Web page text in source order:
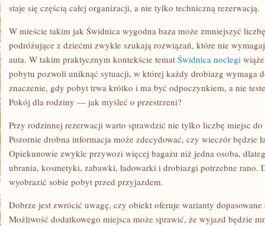
staje się częścią całej organizacji, a nie tylko techniczną rezerwacją.
W mieście takim jak Świdnica wygodna baza może zmniejszyć
podróżujące z dziećmi zwykle szukają rozwiązań, które nie
auta. W takim praktycznym kontekście temat Świdnica noclegi
pobytu pozwoli uniknąć sytuacji, w której każdy drobiazg wymaga
znaczenie, gdy pobyt trwa krótko i ma być odpoczynkiem, a nie
Pokój dla rodziny — jak myśleć o przestrzeni?
Przy rodzinnej rezerwacji warto sprawdzić nie tylko liczbę miejsc do
Pozornie drobna informacja może zdecydować, czy wieczór będzie
Opiekunowie zwykle przywozi więcej bagażu niż jedna osoba,
ubrania, kosmetyki, zabawki, ładowarki i drobiazgi potrzebne rano.
wyobrazić sobie pobyt przed przyjazdem.
Dobrze jest zwrócić uwagę, czy obiekt oferuje warianty
Możliwość dodatkowego miejsca może sprawić, że wyjazd będzie